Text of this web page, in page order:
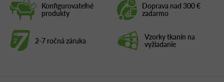
Konfigurovateľné
produkty
Doprava nad 300 €
zadarmo
2-7 ročná záruka Vzorky tkanín na
vyžiadanie